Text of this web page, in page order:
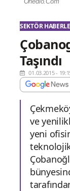
SEKTÖR
Taşındı
01.03.2015 -
ve
yeni